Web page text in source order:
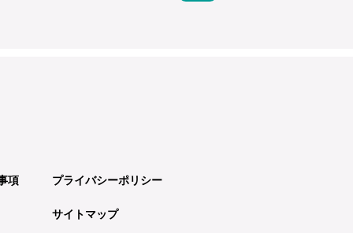
項 プライバシーポリシー
サイトマップ